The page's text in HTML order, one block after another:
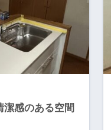
潔感のある空間